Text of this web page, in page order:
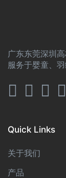
广东东莞深圳
服务于婴童、
Quick Links
关于我们
产品